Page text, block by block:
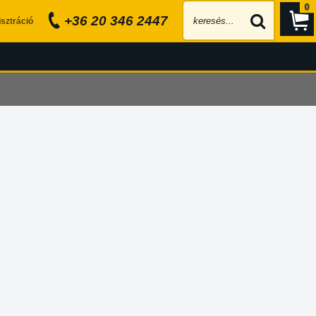
+36 20 346 2447
0